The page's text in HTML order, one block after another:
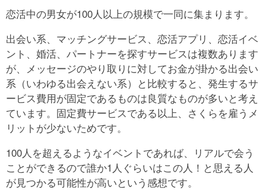
恋活中の男女が100人以上の規模で一同に集まります。
出会い系、マッチングサービス、恋活アプリ、恋活イベ
ント、婚活、パートナーを探すサービスは複数あります
が、メッセージのやり取りに対してお金が掛かる出会い
系（いわゆる出会えない系）と比較すると、発生するサ
ービス費用が固定であるものは良質なものが多いと考え
ています。固定費サービスである以上、さくらを雇うメ
リットが少ないためです。
100人を超えるようなイベントであれば、リアルで会う
ことができるので誰か1人ぐらいはこの人！と思える人
が見つかる可能性が高いという感想です。